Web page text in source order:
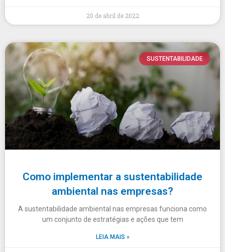
20 de abril de 2022
SUSTENTABILIDADE
Como implementar a sustentabilidade
ambiental nas empresas?
A sustentabilidade ambiental nas empresas funciona como
um conjunto de estratégias e ações que tem
LEIA MAIS »